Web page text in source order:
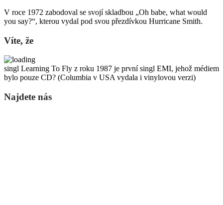
V roce 1972 zabodoval se svojí skladbou „Oh babe, what would
you say?“, kterou vydal pod svou přezdívkou Hurricane Smith.
Víte, že
singl Learning To Fly z roku 1987 je první singl EMI, jehož médiem
bylo pouze CD? (Columbia v USA vydala i vinylovou verzi)
Najdete nás